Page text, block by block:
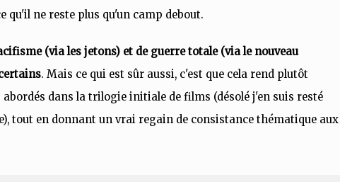
qu'il ne reste plus qu'un camp debout.
(via les jetons) et de guerre totale (via le nouveau
. Mais ce qui est sûr aussi, c'est que cela rend plutôt
dans la trilogie initiale de films (désolé j'en suis resté
tout en donnant un vrai regain de consistance thématique aux